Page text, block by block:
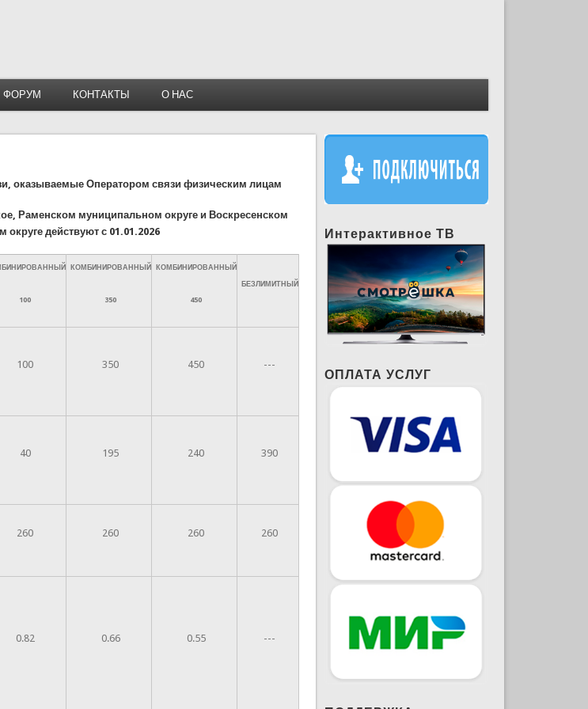
ФОРУМ КОНТАКТЫ О НАС
оказываемые Оператором связи физическим лицам
Раменском муниципальном округе и Воскресенском
округе действуют с 01.01.2026
100
КОМБИНИРОВАННЫЙ
350
КОМБИНИРОВАННЫЙ
450
БЕЗЛИМИТНЫЙ
100 350 450 ---
40 195 240 390
260 260 260 260
0.82 0.66 0.55 ---
Интерактивное ТВ
ОПЛАТА УСЛУГ